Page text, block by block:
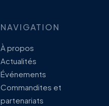
NAVIGATION
À propos
Actualités
Événements
Commandites et
partenariats